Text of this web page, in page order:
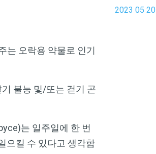
2023 05 20
는 오락용 약물로 인기
불능 및/또는 걷기 곤
는 일주일에 한 번
으킬 수 있다고 생각합